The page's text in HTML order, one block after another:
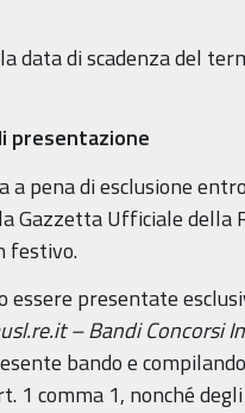
data di scadenza del
presentazione
pena di esclusione
Gazzetta Ufficiale
festivo.
essere presentate
– Bandi Concorsi
bando e
comma 1, nonché